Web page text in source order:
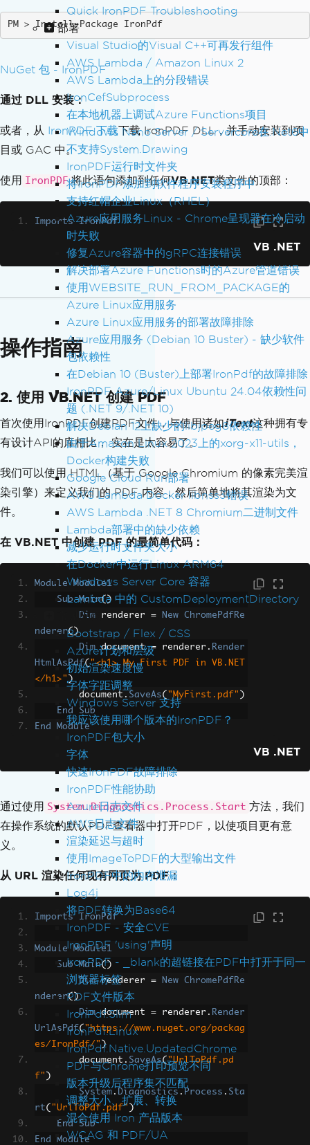
Quick IronPDF Troubleshooting
部署
Visual Studio的Visual C++可再发行组件
AWS Lambda / Amazon Linux 2
AWS Lambda上的分段错误
IronCefSubprocess
在本地机器上调试Azure Functions项目
Windows Nano Server / Servercore在.Net6中
不支持System.Drawing
IronPDF运行时文件夹
将IronPDF添加到软件程序安装程序中
支持红帽企业Linux（RHEL）
Azure应用服务Linux - Chrome呈现器在冷启动
时失败
修复Azure容器中的gRPC连接错误
解决部署Azure Functions时的Azure管道错误
使用WEBSITE_RUN_FROM_PACKAGE的
Azure Linux应用服务
Azure Linux应用服务的部署故障排除
Azure应用服务 (Debian 10 Buster) - 缺少软件
包依赖性
在Debian 10 (Buster)上部署IronPdf的故障排除
IronPDF Azure/Linux Ubuntu 24.04依赖性问
题 (.NET 9/.NET 10)
解决Debian 12上缺少的libjpeg8依赖性
由于Amazon Linux 2023上的xorg-x11-utils，
Docker构建失败
Google Cloud Run部署
AWS Lambda Docker libnss3错误
AWS Lambda .NET 8 Chromium二进制文件
Lambda部署中的缺少依赖
减少运行时文件夹大小
在Docker中运行Linux ARM64
Windows Server Core 容器
Lambda 中的 CustomDeploymentDirectory
常见问题
Bootstrap / Flex / CSS
Azure计划和层级
初始渲染速度慢
字体字距调整
Windows Server 支持
我应该使用哪个版本的IronPDF？
IronPDF包大小
字体
快速IronPDF故障排除
IronPDF性能协助
Azure日志文件
AWS日志文件
渲染延迟与超时
使用ImageToPDF的大型输出文件
IronPDF中的内存泄漏
Log4j
将PDF转换为Base64
IronPDF - 安全CVE
IronPDF 'using'声明
IronPDF - _blank的超链接在PDF中打开于同一
浏览器标签
PDF文件版本
IronPdf.Slim
IronPdf.Linux
IronPdf.Native.UpdatedChrome
PDF与Chrome打印预览不同
版本升级后程序集不匹配
调整大小、扩展、转换
混合使用 Iron 产品版本
WCAG 和 PDF/UA
Install-Package IronPdf
NuGet 包 - IronPDF
通过 DLL 安装：
或者，从 IronPDF 下载下载 IronPDF DLL，并手动安装到项
目或 GAC 中。
使用 IronPDF 将此语句添加到任何VB.NET类文件的顶部：
Imports IronPdf
VB .NET
操作指南
2. 使用 VB.NET 创建 PDF
首次使用IronPDF创建PDF文件，与使用诸如iText这种拥有专
有设计API的库相比， 实在是太容易了。
我们可以使用 HTML（基于 Google Chromium 的像素完美渲
染引擎）来定义我们的 PDF 内容，然后简单地将其渲染为文
件。
在 VB.NET 中创建 PDF 的最简单代码：
Module
Module1
Sub
Main()
Dim renderer = New
ChromePdfRe
nderer()
Dim document = renderer . Render
HtmlAsPdf("<h1> My First PDF in VB.NET
</h1>")
        document
. SaveAs( "MyFirst.pdf" )
End
Sub
End
Module
VB .NET
通过使用 System.Diagnostics.Process.Start 方法，我们
在操作系统的默认PDF查看器中打开PDF，以使项目更有意
义。
从 URL 渲染任何现有网页为 PDF：
Imports IronPdf
Module
Module1
Sub
Main()
Dim renderer = New
ChromePdfRe
nderer()
Dim document = renderer . Render
UrlAsPdf("https://www.nuget.org/packag
es/IronPdf/" )
        document
. SaveAs("UrlToPdf.pd
f" )
System . Diagnostics . Process . Sta
rt( "UrlToPdf.pdf" )
End
Sub
End
Module